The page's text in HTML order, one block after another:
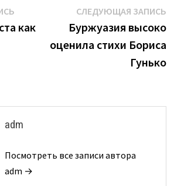
Предыдущая
запись:
как
СЛЕДУЮЩАЯ ЗАПИСЬ
Буржуазия высоко
оценила стихи Бориса
Гунько
adm
Посмотреть все записи автора
adm →